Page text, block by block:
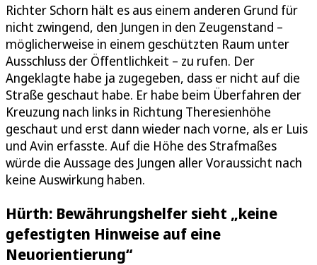
Richter Schorn hält es aus einem anderen Grund für
nicht zwingend, den Jungen in den Zeugenstand –
möglicherweise in einem geschützten Raum unter
Ausschluss der Öffentlichkeit – zu rufen. Der
Angeklagte habe ja zugegeben, dass er nicht auf die
Straße geschaut habe. Er habe beim Überfahren der
Kreuzung nach links in Richtung Theresienhöhe
geschaut und erst dann wieder nach vorne, als er Luis
und Avin erfasste. Auf die Höhe des Strafmaßes
würde die Aussage des Jungen aller Voraussicht nach
keine Auswirkung haben.
Hürth: Bewährungshelfer sieht „keine
gefestigten Hinweise auf eine
Neuorientierung“